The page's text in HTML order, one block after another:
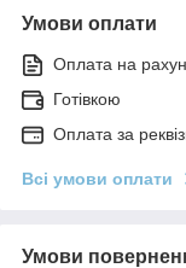
Умови оплати
Оплата на
Готівкою
Оплата за
Всі умови оплати
Умови